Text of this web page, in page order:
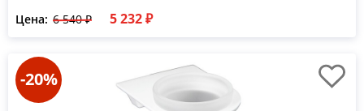
Цена: 6 540 ₽ 5 232 ₽
-20%